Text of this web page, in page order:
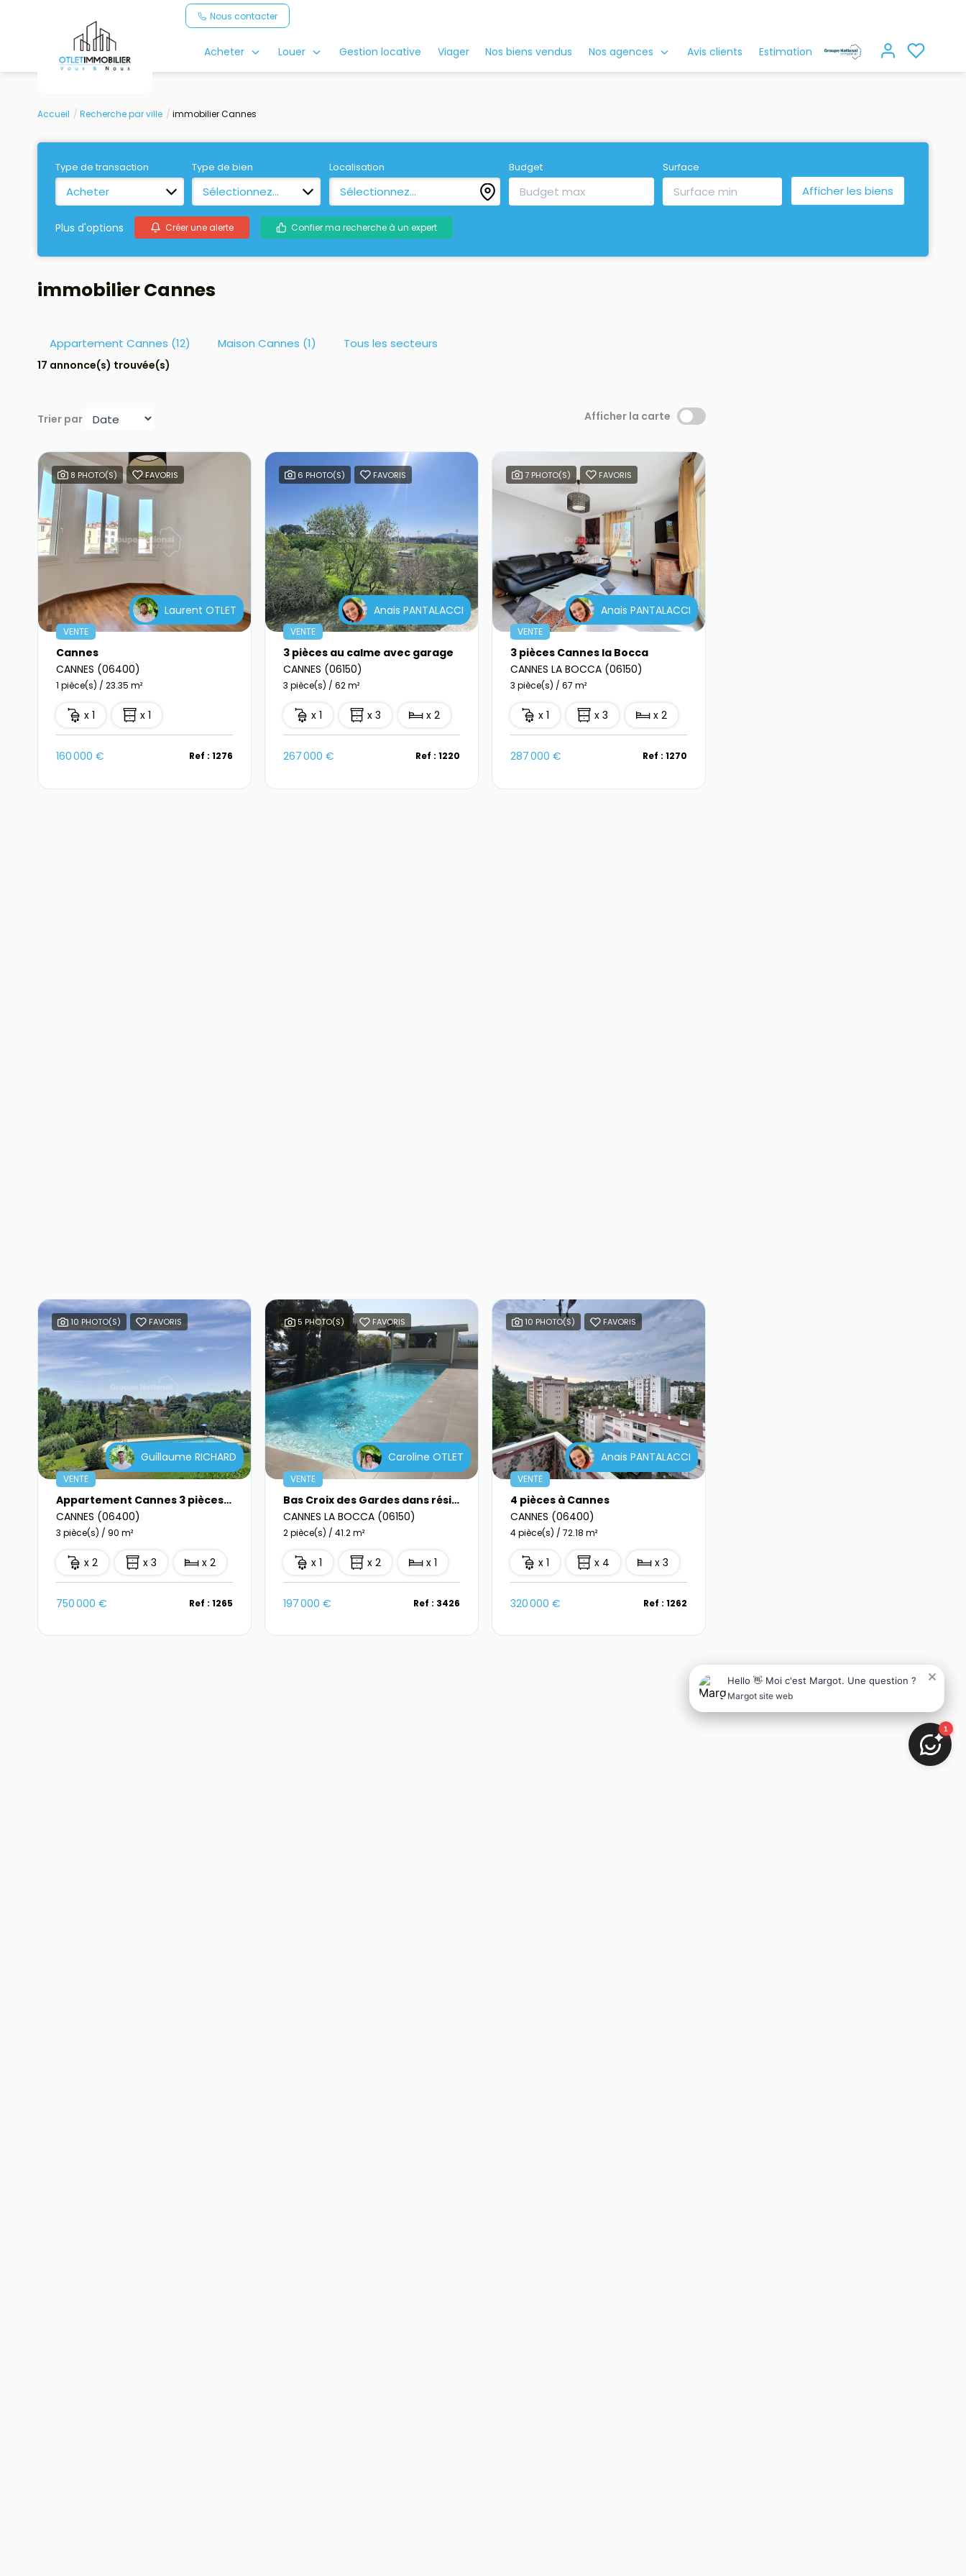
Nous contacter
Acheter Louer Gestion locative Viager Nos biens vendus Nos agences Avis clients Estimation
Accueil Recherche par ville immobilier Cannes
Type de transaction
Acheter
Type de bien
Sélectionnez...
Localisation
Sélectionnez...
Budget Surface
Plus d'options Créer une alerte Confier ma recherche à un expert
immobilier Cannes
Appartement Cannes (12) Maison Cannes (1) Tous les secteurs
17 annonce(s) trouvée(s)
Trier par Afficher la carte
8 PHOTO(S) FAVORIS
Laurent OTLET
VENTE
Cannes
CANNES (06400)
1 pièce(s) / 23.35 m²
x 1 x 1
160 000 € Ref : 1276
6 PHOTO(S) FAVORIS
Anais PANTALACCI
VENTE
3 pièces au calme avec garage
CANNES (06150)
3 pièce(s) / 62 m²
x 1 x 3 x 2
267 000 € Ref : 1220
7 PHOTO(S) FAVORIS
Anais PANTALACCI
VENTE
3 pièces Cannes la Bocca
CANNES LA BOCCA (06150)
3 pièce(s) / 67 m²
x 1 x 3 x 2
287 000 € Ref : 1270
10 PHOTO(S) FAVORIS
Guillaume RICHARD
VENTE
Appartement Cannes 3 pièces vue mer garage
CANNES (06400)
3 pièce(s) / 90 m²
x 2 x 3 x 2
750 000 € Ref : 1265
5 PHOTO(S) FAVORIS
Caroline OTLET
VENTE
Bas Croix des Gardes dans résidence de standing récente
CANNES LA BOCCA (06150)
2 pièce(s) / 41.2 m²
x 1 x 2 x 1
197 000 € Ref : 3426
10 PHOTO(S) FAVORIS
Anais PANTALACCI
VENTE
4 pièces à Cannes
CANNES (06400)
4 pièce(s) / 72.18 m²
x 1 x 4 x 3
320 000 € Ref : 1262